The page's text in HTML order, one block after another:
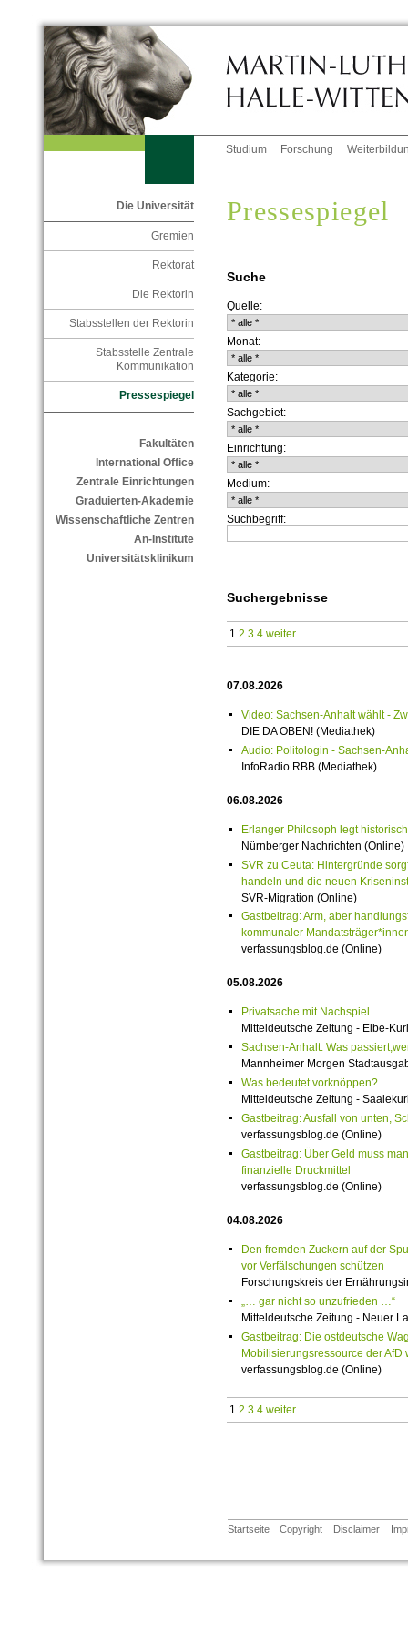
Studium Forschung
Die Universität
Gremien
Rektorat
Die Rektorin
Stabsstellen der Rektorin
Stabsstelle Zentrale
Kommunikation
Pressespiegel
Fakultäten
International Office
Zentrale Einrichtungen
Graduierten-Akademie
Wissenschaftliche Zentren
An-Institute
Universitätsklinikum
Pressespiegel
Suche
Quelle:
Monat:
Kategorie:
Sachgebiet:
Einrichtung:
Medium:
Suchbegriff:
Suchergebnisse
1 2 3 4 weiter
07.08.2026
Video: Sachsen-Anhalt wählt -
DIE DA OBEN! (Mediathek)
Audio: Politologin - Sachsen-
InfoRadio RBB (Mediathek)
06.08.2026
Erlanger Philosoph legt
Nürnberger Nachrichten (Online)
SVR zu Ceuta: Hintergründe
handeln und die neuen
SVR-Migration (Online)
Gastbeitrag: Arm, aber
kommunaler
verfassungsblog.de (Online)
05.08.2026
Privatsache mit Nachspiel
Mitteldeutsche Zeitung - Elbe-
Sachsen-Anhalt: Was
Mannheimer Morgen
Was bedeutet vorknöppen?
Mitteldeutsche Zeitung -
Gastbeitrag: Ausfall von unten,
verfassungsblog.de (Online)
Gastbeitrag: Über Geld muss
finanzielle Druckmittel
verfassungsblog.de (Online)
04.08.2026
Den fremden Zuckern auf der
vor Verfälschungen schützen
Forschungskreis der
„… gar nicht so unzufrieden …“
Mitteldeutsche Zeitung - Neuer
Gastbeitrag: Die ostdeutsche
Mobilisierungsressource der AfD
verfassungsblog.de (Online)
1 2 3 4 weiter
Startseite Copyright Disclaimer